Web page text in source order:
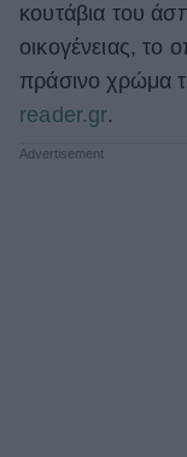
Αφιερώματα
κουτάβια του
οικογένειας, το
πράσινο χρώμα
reader.gr.